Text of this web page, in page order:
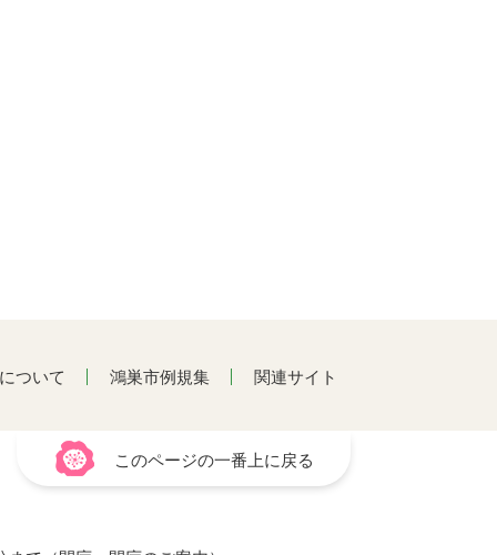
ついて 鴻巣市例規集 関連サイト
このページの一番上に戻る